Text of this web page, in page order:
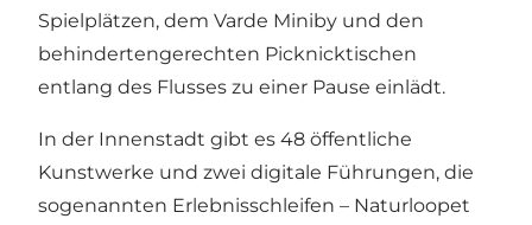
Spielplätzen, dem Varde Miniby und den
behindertengerechten Picknicktischen
entlang des Flusses zu einer Pause einlädt.
In der Innenstadt gibt es 48 öffentliche
Kunstwerke und zwei digitale Führungen, die
sogenannten Erlebnisschleifen – Naturloopet